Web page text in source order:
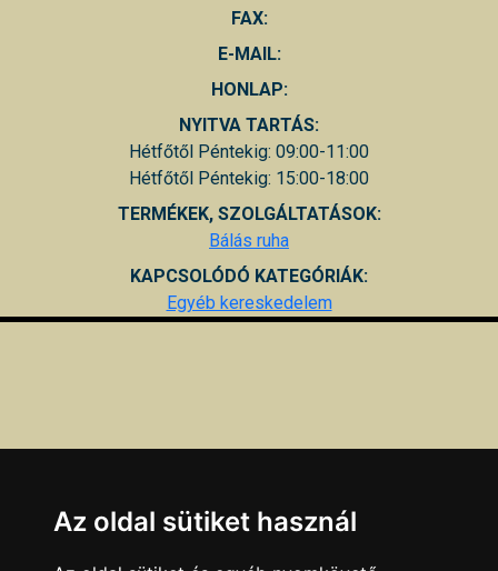
FAX:
E-MAIL:
HONLAP:
NYITVA TARTÁS:
Hétfőtől Péntekig: 09:00-11:00
Hétfőtől Péntekig: 15:00-18:00
TERMÉKEK, SZOLGÁLTATÁSOK:
Bálás ruha
KAPCSOLÓDÓ KATEGÓRIÁK:
Egyéb kereskedelem
Az oldal sütiket használ